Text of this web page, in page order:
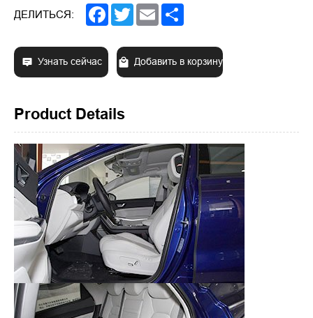
ДЕЛИТЬСЯ: Facebook
TwitterEmail
Узнать сейчас Добавить в корзину
Product Details